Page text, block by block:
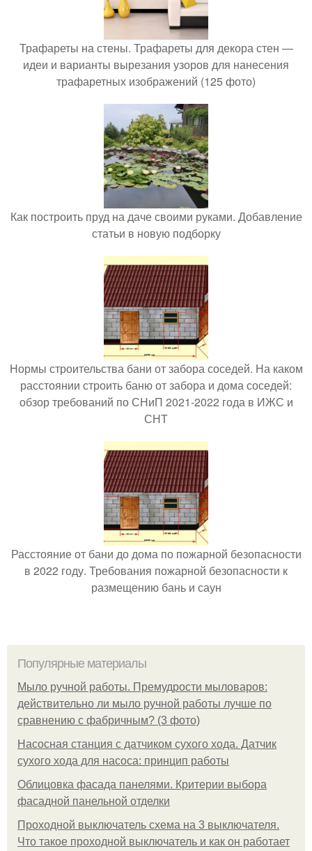
Трафареты на стены. Трафареты для декора стен —
идеи и варианты вырезания узоров для нанесения
трафаретных изображений (125 фото)
Как построить пруд на даче своими руками. Добавление
статьи в новую подборку
Нормы строительства бани от забора соседей. На каком
расстоянии строить баню от забора и дома соседей:
обзор требований по СНиП 2021-2022 года в ИЖС и
СНТ
Расстояние от бани до дома по пожарной безопасности
в 2022 году. Требования пожарной безопасности к
размещению бань и саун
Популярные материалы
Мыло ручной работы. Премудрости мыловаров:
действительно ли мыло ручной работы лучше по
сравнению с фабричным? (3 фото)
Насосная станция с датчиком сухого хода. Датчик
сухого хода для насоса: принцип работы
Облицовка фасада панелями. Критерии выбора
фасадной панельной отделки
Проходной выключатель схема на 3 выключателя.
Что такое проходной выключатель и как он работает